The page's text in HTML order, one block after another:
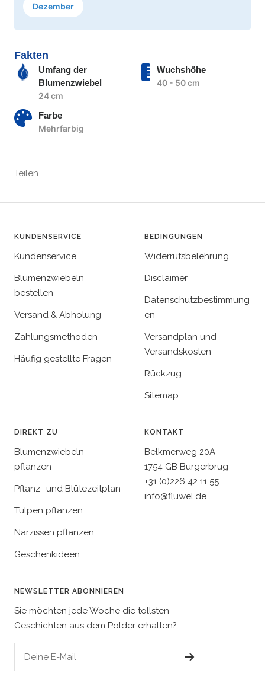
Dezember
Fakten
Umfang der
Blumenzwiebel
24 cm
Wuchshöhe
40 - 50 cm
Farbe
Mehrfarbig
Teilen
KUNDENSERVICE
Kundenservice
Blumenzwiebeln
bestellen
Versand & Abholung
Zahlungsmethoden
Häufig gestellte Fragen
BEDINGUNGEN
Widerrufsbelehrung
Disclaimer
Datenschutzbestimmung
en
Versandplan und
Versandskosten
Rückzug
Sitemap
DIREKT ZU
Blumenzwiebeln
pflanzen
Pflanz- und Blütezeitplan
Tulpen pflanzen
Narzissen pflanzen
Geschenkideen
KONTAKT
Belkmerweg 20A
1754 GB Burgerbrug
+31 (0)226 42 11 55
info@fluwel.de
NEWSLETTER ABONNIEREN
Sie möchten jede Woche die tollsten
Geschichten aus dem Polder erhalten?
Deine E-Mail